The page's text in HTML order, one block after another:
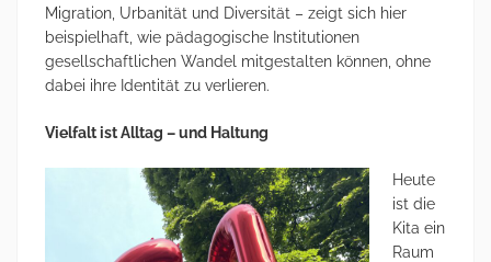
Migration, Urbanität und Diversität – zeigt sich hier
beispielhaft, wie pädagogische Institutionen
gesellschaftlichen Wandel mitgestalten können, ohne
dabei ihre Identität zu verlieren.
Vielfalt ist Alltag – und Haltung
Heute
ist die
Kita ein
Raum